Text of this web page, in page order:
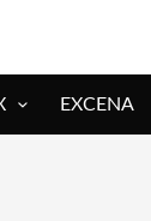
«NO TENGO PUTOS
EXCENA